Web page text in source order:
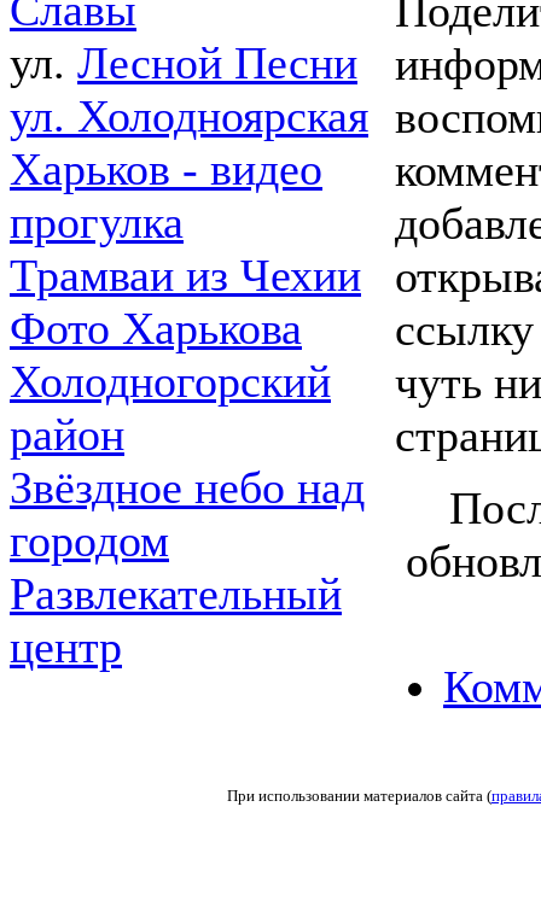
ул. Лесной Песни
ул. Холодноярская
Харьков - видео
прогулка
Трамваи из Чехии
Фото Харькова
Холодногорский
район
Звёздное небо над
городом
Развлекательный
центр
чуть
При использовании материалов сайта (